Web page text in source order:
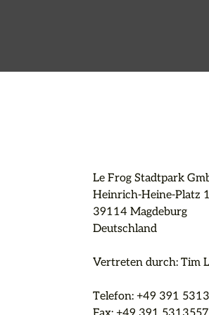
Le Frog Stadtpark
Heinrich-Heine-Platz 1
39114 Magdeburg
Deutschland
Vertreten durch: Tim
Telefon: +49 391